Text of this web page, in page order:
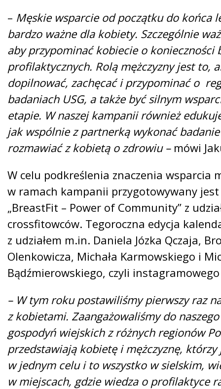
– Męskie wsparcie od początku do końca
bardzo ważne dla kobiety. Szczególnie
aby przypominać kobiecie o konieczności
profilaktycznych. Rolą mężczyzny jest to,
dopilnować, zachęcać i przypominać o
badaniach USG, a także być silnym
etapie. W naszej kampanii również
jak wspólnie z partnerką wykonać
rozmawiać z kobietą o zdrowiu – mówi
W celu podkreślenia znaczenia wsparcia
w ramach kampanii przygotowywany
„BreastFit – Power of Community” z
crossfitowców. Tegoroczna edycja
z udziałem m.in. Daniela Józka Qczaja,
Olenkowicza, Michała Karmowskiego i
Bądźmierowskiego, czyli
– W tym roku postawiliśmy pierwszy raz
z kobietami. Zaangażowaliśmy do
gospodyń wiejskich z różnych regionów
przedstawiają kobietę i mężczyznę, którzy
w jednym celu i to wszystko w sielskim,
w miejscach, gdzie wiedza o profilaktyce